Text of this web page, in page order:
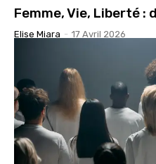
Femme, Vie, Liberté :
Elise Miara - 17 Avril 2026